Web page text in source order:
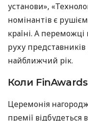
установи»,
номінантів є
країні. А
руху
найближчий рік.
Коли FinAwards
Церемонія
премії відбудеться